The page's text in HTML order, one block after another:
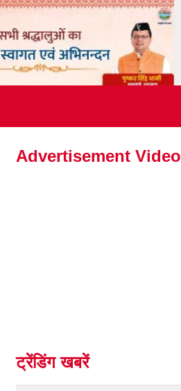
Advertisement Video
ट्रेंडिंग खबरें